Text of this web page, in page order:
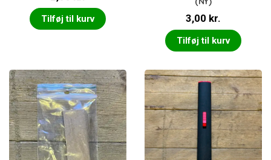
Tilføj til kurv 3,00 kr.
Tilføj til kurv